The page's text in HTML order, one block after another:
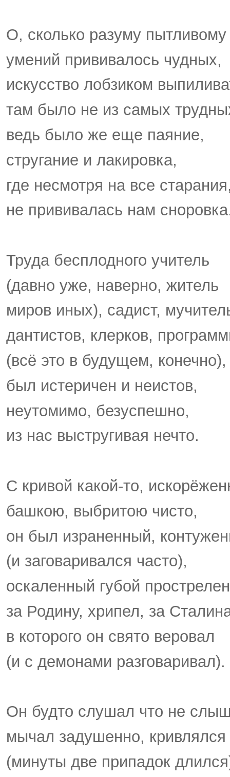
О, сколько разуму пытливому
умений прививалось чудных,
искусство лобзиком
там было не из самых
ведь было же еще паяние,
стругание и лакировка,
где несмотря на все
не прививалась нам
Труда бесплодного учитель
(давно уже, наверно, житель
миров иных), садист,
дантистов, клерков,
(всё это в будущем, конечно),
был истеричен и неистов,
неутомимо, безуспешно,
из нас выстругивая нечто.
С кривой какой-то,
башкою, выбритою чисто,
он был израненный,
(и заговаривался часто),
оскаленный губой
за Родину, хрипел, за
в которого он свято веровал
(и с демонами разговаривал).
Он будто слушал что не
мычал задушенно, кривлялся
(минуты две припадок